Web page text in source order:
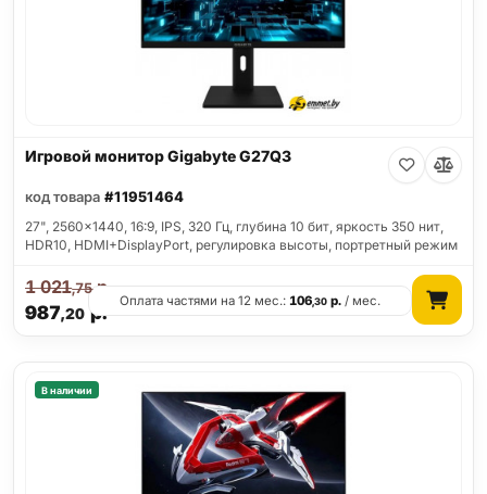
Игровой монитор Gigabyte G27Q3
код товара #11951464
27", 2560x1440, 16:9, IPS, 320 Гц, глубина 10 бит, яркость 350 нит,
HDR10, HDMI+DisplayPort, регулировка высоты, портретный режим
987,20р.
1 021,75р.
Оплата частями на 12 мес.:106,30 р. / мес.
В наличии